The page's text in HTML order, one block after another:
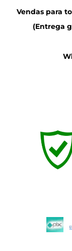
Vendas para
(Entrega